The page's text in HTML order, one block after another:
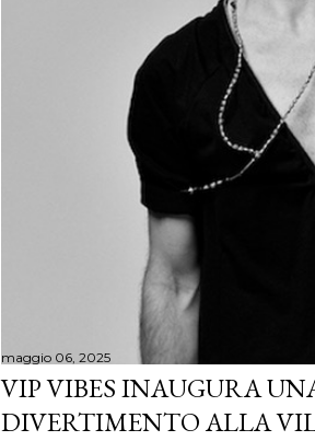
maggio 06, 2025
VIP VIBES INAUGURA
DIVERTIMENTO ALLA